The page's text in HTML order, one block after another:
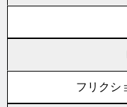
フリクシ